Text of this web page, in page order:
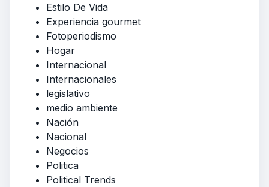
Estilo De Vida
Experiencia gourmet
Fotoperiodismo
Hogar
Internacional
Internacionales
legislativo
medio ambiente
Nación
Nacional
Negocios
Politica
Political Trends